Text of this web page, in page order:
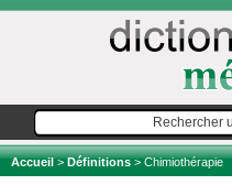
Accueil>Définitions> Chimiothérapie